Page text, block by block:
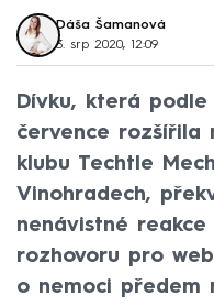
Dáša Šamanová
3. srp 2020, 12:09
Dívku, která
července rozšířila
klubu Techtle
Vinohradech,
nenávistné
rozhovoru pro
o nemoci předem